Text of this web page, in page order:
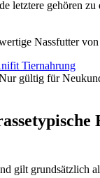
letz­te­re gehö­ren
Nass­fut­ter
gül­tig für
gilt grund­sätz­lich